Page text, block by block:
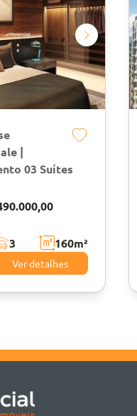
|
03 Suítes
3 160m²
Ver detalhes